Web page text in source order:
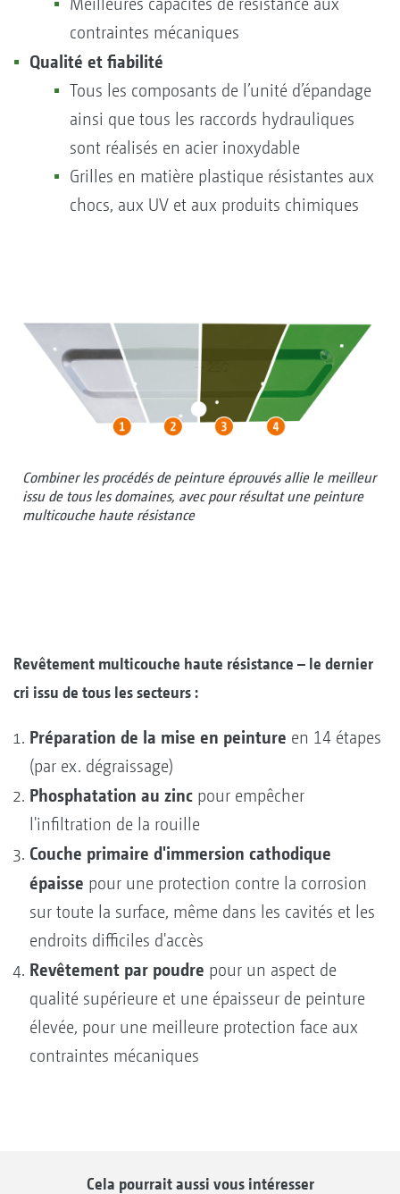
contraintes mécaniques
Qualité et fiabilité
Tous les composants de l’unité d’épandage
ainsi que tous les raccords hydrauliques
sont réalisés en acier inoxydable
Grilles en matière plastique résistantes aux
chocs, aux UV et aux produits chimiques
Combiner les procédés de peinture éprouvés allie le meilleur
issu de tous les domaines, avec pour résultat une peinture
multicouche haute résistance
Revêtement multicouche haute résistance – le dernier
cri issu de tous les secteurs :
Préparation de la mise en peinture en 14 étapes
(par ex. dégraissage)
Phosphatation au zinc pour empêcher
l'infiltration de la rouille
Couche primaire d'immersion cathodique
épaisse pour une protection contre la corrosion
sur toute la surface, même dans les cavités et les
endroits difficiles d'accès
Revêtement par poudre pour un aspect de
qualité supérieure et une épaisseur de peinture
élevée, pour une meilleure protection face aux
contraintes mécaniques
Cela pourrait aussi vous intéresser